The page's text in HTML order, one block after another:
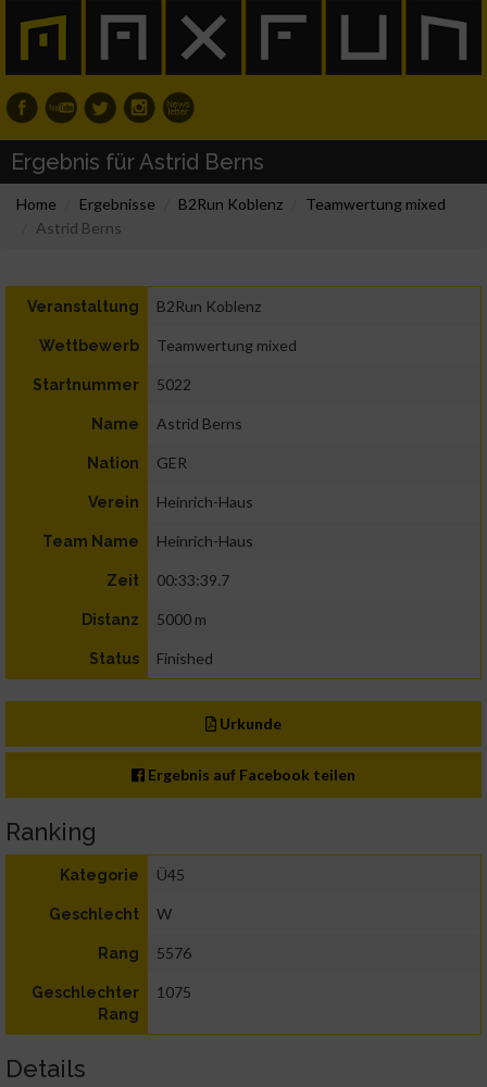
Ergebnis für Astrid Berns
Home Ergebnisse B2Run Koblenz
Teamwertung mixed
Astrid Berns
Veranstaltung B2Run Koblenz
Wettbewerb Teamwertung mixed
Startnummer 5022
Name Astrid Berns
Nation GER
Verein Heinrich-Haus
Team Name Heinrich-Haus
Zeit 00:33:39.7
Distanz 5000 m
Status Finished
Urkunde
Ergebnis auf Facebook teilen
Ranking
Kategorie Ü45
Geschlecht W
Rang 5576
Geschlechter
Rang
1075
Details